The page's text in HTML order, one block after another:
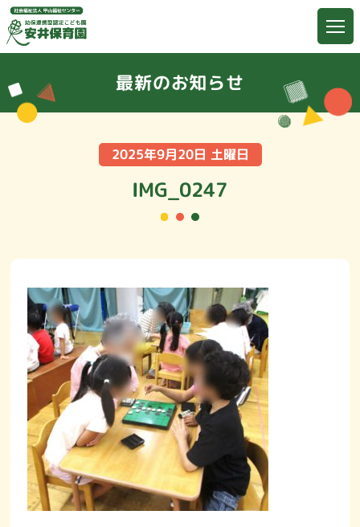
最新のお知らせ
2025年9月20日 土曜日
IMG_0247